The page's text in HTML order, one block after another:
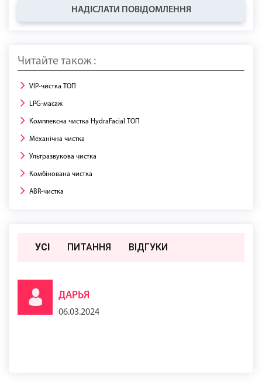
НАДІСЛАТИ ПОВІДОМЛЕННЯ
Читайте також :
VIP-чистка ТОП
LPG-масаж
Комплексна чистка HydraFacial ТОП
Механічна чистка
Ультразвукова чистка
Комбінована чистка
ABR-чистка
УСІ ПИТАННЯ ВIДГУКИ
ДАРЬЯ
06.03.2024